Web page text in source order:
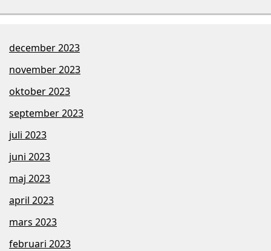
december 2023
november 2023
oktober 2023
september 2023
juli 2023
juni 2023
maj 2023
april 2023
mars 2023
februari 2023